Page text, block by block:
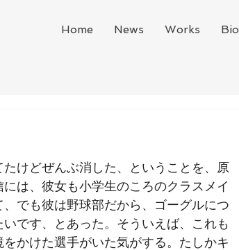
Home News Works Bio
けどぜんぶ消した、ということを、原
は、彼女も小学生のころのクラスメイ
でも彼は野球部だから、ゴーグルにつ
です、とあった。そういえば、これも
かけた選手がいた気がする。たしかキ